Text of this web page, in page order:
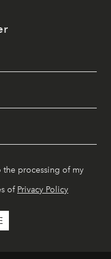
the processing of my
of Privacy Policy